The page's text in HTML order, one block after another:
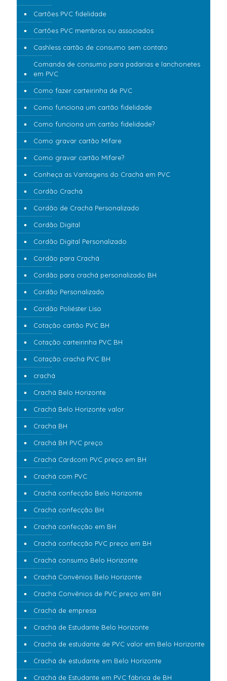
Cartões PVC fidelidade
Cartões PVC membros ou associados
Cashless cartão de consumo sem contato
Comanda de consumo para padarias e lanchonetes
em PVC
Como fazer carteirinha de PVC
Como funciona um cartão fidelidade
Como funciona um cartão fidelidade?
Como gravar cartão Mifare
Como gravar cartão Mifare?
Conheça as Vantagens do Crachá em PVC
Cordão Crachá
Cordão de Crachá Personalizado
Cordão Digital
Cordão Digital Personalizado
Cordão para Crachá
Cordão para crachá personalizado BH
Cordão Personalizado
Cordão Poliéster Liso
Cotação cartão PVC BH
Cotação carteirinha PVC BH
Cotação crachá PVC BH
crachá
Crachá Belo Horizonte
Crachá Belo Horizonte valor
Cracha BH
Crachá BH PVC preço
Crachá Cardcom PVC preço em BH
Crachá com PVC
Crachá confecção Belo Horizonte
Crachá confecção BH
Crachá confecção em BH
Crachá confecção PVC preço em BH
Crachá consumo Belo Horizonte
Crachá Convênios Belo Horizonte
Crachá Convênios de PVC preço em BH
Crachá de empresa
Crachá de Estudante Belo Horizonte
Crachá de estudante de PVC valor em Belo Horizonte
Crachá de estudante em Belo Horizonte
Crachá de Estudante em PVC fábrica de BH